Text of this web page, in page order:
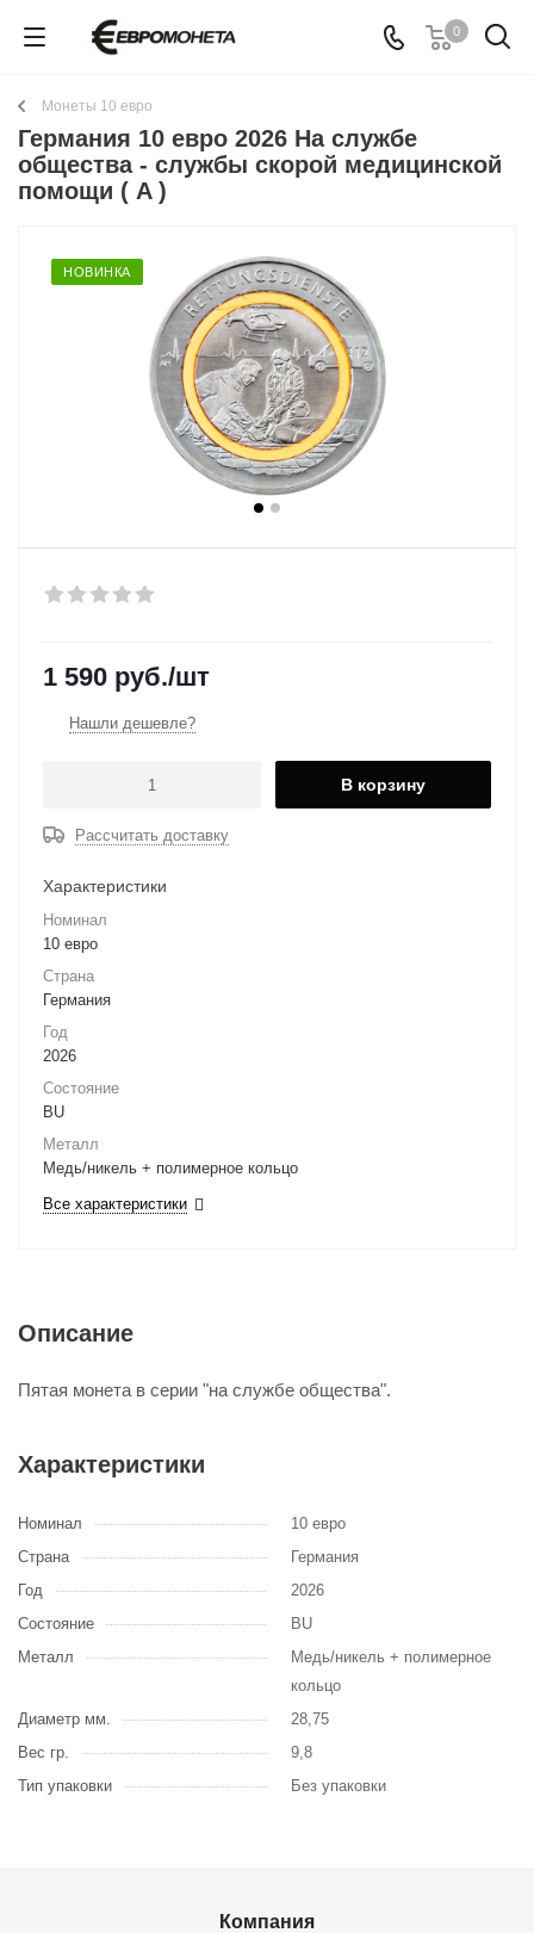
0
Монеты 10 евро
Германия 10 евро 2026 На службе
общества - службы скорой медицинской
помощи ( A )
НОВИНКА
1 590 руб./шт
Нашли дешевле?
В корзину
Рассчитать доставку
Характеристики
Номинал
10 евро
Страна
Германия
Год
2026
Состояние
BU
Металл
Медь/никель + полимерное кольцо
Все характеристики
Описание
Пятая монета в серии "на службе общества".
Характеристики
Номинал
10 евро
Страна
Германия
Год
2026
Состояние
BU
Металл
Медь/никель + полимерное
кольцо
Диаметр мм.
28,75
Вес гр.
9,8
Тип упаковки
Без упаковки
Компания